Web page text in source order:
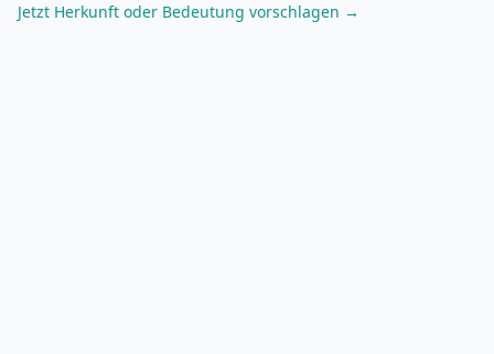
Jetzt Herkunft oder Bedeutung vorschlagen →